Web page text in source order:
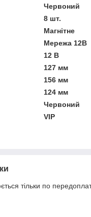
Червоний
8 шт.
Магнітне
Мережа 12В
12 В
127 мм
156 мм
124 мм
Червоний
VIP
тільки по